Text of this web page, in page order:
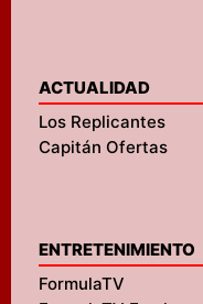
ACTUALIDAD
Los Replicantes
Capitán Ofertas
ENTRETENIMIENTO
FormulaTV